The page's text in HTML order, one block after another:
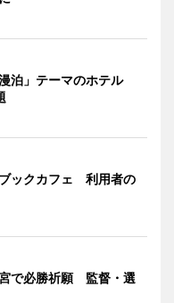
泊」テーマのホテル
ックカフェ 利用者の
で必勝祈願 監督・選